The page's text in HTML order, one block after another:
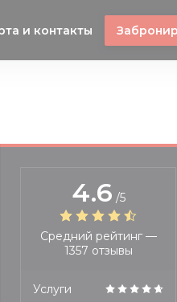
и контакты
4.6 /5
Средний рейтинг —
1357 отзывы
Услуги